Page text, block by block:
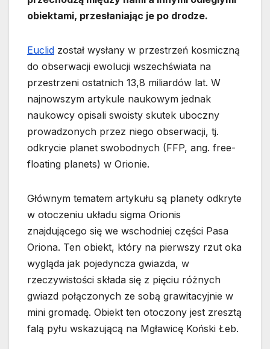
obiektami, przesłaniając je po drodze.
Euclid został wysłany w przestrzeń kosmiczną
do obserwacji ewolucji wszechświata na
przestrzeni ostatnich 13,8 miliardów lat. W
najnowszym artykule naukowym jednak
naukowcy opisali swoisty skutek uboczny
prowadzonych przez niego obserwacji, tj.
odkrycie planet swobodnych (FFP, ang. free-
floating planets) w Orionie.
Głównym tematem artykułu są planety odkryte
w otoczeniu układu sigma Orionis
znajdującego się we wschodniej części Pasa
Oriona. Ten obiekt, który na pierwszy rzut oka
wygląda jak pojedyncza gwiazda, w
rzeczywistości składa się z pięciu różnych
gwiazd połączonych ze sobą grawitacyjnie w
mini gromadę. Obiekt ten otoczony jest zresztą
falą pyłu wskazującą na Mgławicę Koński Łeb.